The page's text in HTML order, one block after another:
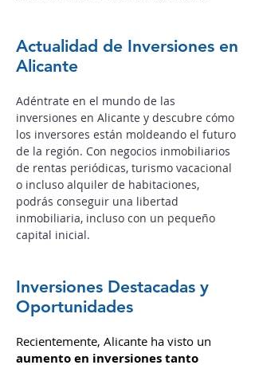
revitalizar áreas clave de la ciudad.
Actualidad de Inversiones en
Alicante
Adéntrate en el mundo de las
inversiones en Alicante y descubre cómo
los inversores están moldeando el futuro
de la región.Con negocios inmobiliarios
de rentas periódicas, turismo vacacional
o incluso alquiler de habitaciones,
capital inicial.
Inversiones Destacadas y
Oportunidades